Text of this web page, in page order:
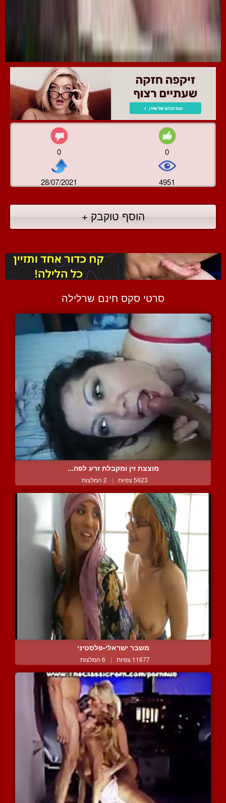
0 0
28/07/2021 4951
הוסף טוקבק +
סרטי סקס חינם שרלילה
מוצצת זין ומקבלת זרע לפה...
5623 צפיות | 2 המלצות
משבר ישראלי-פלסטיני
11677 צפיות | 6 המלצות